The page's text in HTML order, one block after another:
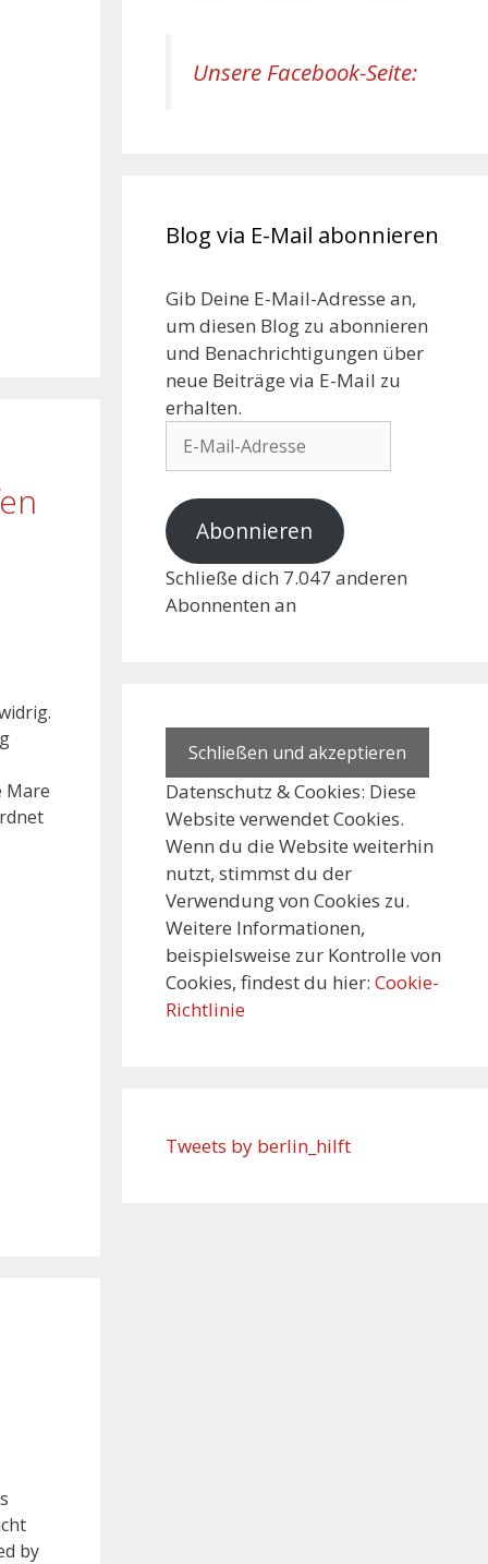
Mare
by
Gib Deine E-Mail-Adresse an,
und Benachrichtigungen über
neue Beiträge via E-Mail zu
erhalten.
Schließe dich 7.047 anderen
Abonnenten an
Datenschutz & Cookies: Diese
Website verwendet Cookies.
Wenn du die Website weiterhin
nutzt, stimmst du der
Verwendung von Cookies zu.
Weitere Informationen,
beispielsweise zur Kontrolle von
Cookies, findest du hier:
Richtlinie